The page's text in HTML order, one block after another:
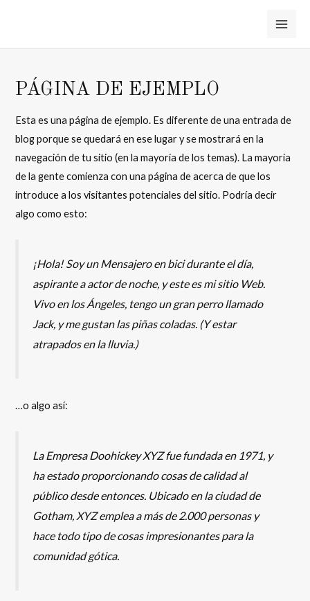
content
PÁGINA DE EJEMPLO
Esta es una página de ejemplo. Es diferente de una entrada de
blog porque se quedará en ese lugar y se mostrará en la
navegación de tu sitio (en la mayoría de los temas). La mayoría
de la gente comienza con una página de acerca de que los
introduce a los visitantes potenciales del sitio. Podría decir
algo como esto:
¡Hola! Soy un Mensajero en bici durante el día,
aspirante a actor de noche, y este es mi sitio Web.
Vivo en los Ángeles, tengo un gran perro llamado
Jack, y me gustan las piñas coladas. (Y estar
atrapados en la lluvia.)
…o algo así:
La Empresa Doohickey XYZ fue fundada en 1971, y
ha estado proporcionando cosas de calidad al
público desde entonces. Ubicado en la ciudad de
Gotham, XYZ emplea a más de 2.000 personas y
hace todo tipo de cosas impresionantes para la
comunidad gótica.